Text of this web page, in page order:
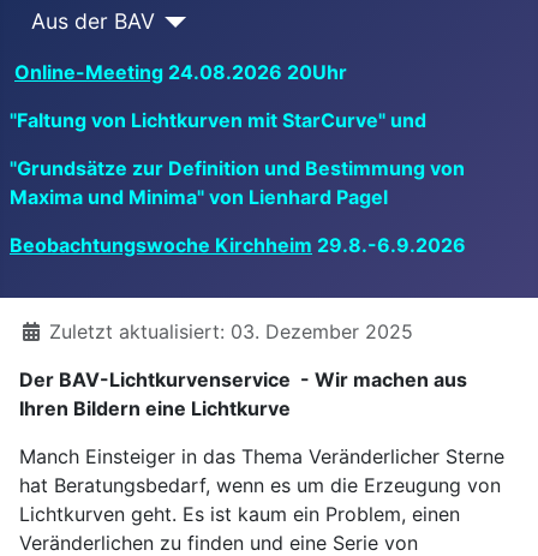
Aus der BAV
Online-Meeting 24.08.2026 20Uhr
"Faltung von Lichtkurven mit StarCurve" und
"Grundsätze zur Definition und Bestimmung von
Maxima und Minima" von Lienhard Pagel
Beobachtungswoche Kirchheim 29.8.-6.9.2026
DetailsZuletzt aktualisiert: 03. Dezember 2025
Der BAV-Lichtkurvenservice - Wir machen aus
Ihren Bildern eine Lichtkurve
Manch Einsteiger in das Thema Veränderlicher Sterne
hat Beratungsbedarf, wenn es um die Erzeugung von
Lichtkurven geht. Es ist kaum ein Problem, einen
Veränderlichen zu finden und eine Serie von